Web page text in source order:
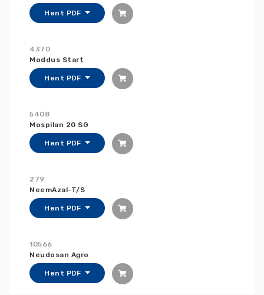
Hent PDF
4370
Moddus Start
Hent PDF
5408
Mospilan 20 SG
Hent PDF
279
NeemAzal-T/S
Hent PDF
10566
Neudosan Agro
Hent PDF